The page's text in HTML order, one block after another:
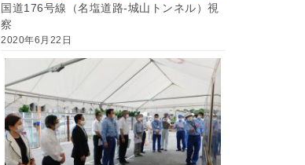
国道176号線（名塩道路-城山トンネル）視
察
2020年6月22日